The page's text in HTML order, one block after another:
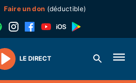
Faire un don (déductible)
Play
LE DIRECT